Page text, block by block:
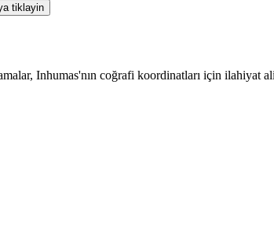
tiklayin
Inhumas'nın coğrafi koordinatları için ilahiyat